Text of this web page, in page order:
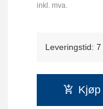
inkl. mva.
Leveringstid:
Kjøp